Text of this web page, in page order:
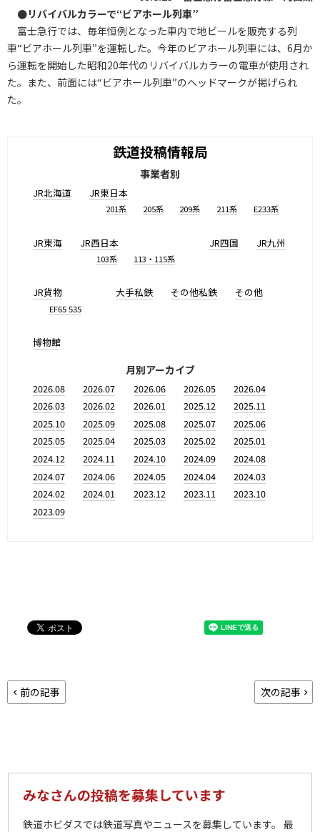
●リバイバルカラーで“ビアホール列車”
富士急行では、毎年恒例となった車内で地ビールを販売する列
車“ビアホール列車”を運転した。今年のビアホール列車には、6月か
ら運転を開始した昭和20年代のリバイバルカラーの電車が使用され
た。また、前面には“ビアホール列車”のヘッドマークが掲げられ
た。
鉄道投稿情報局
事業者別
JR北海道 JR東日本
201系 205系 209系 211系 E233系
JR東海 JR西日本
103系 113・115系
JR四国 JR九州
JR貨物
EF65 535
大手私鉄 その他私鉄 その他
博物館
月別アーカイブ
2026.08 2026.07 2026.06 2026.05
2026.04
2026.03
2026.02 2026.01 2025.12
2025.11
2025.10
2025.09 2025.08 2025.07
2025.06
2025.05
2025.04 2025.03 2025.02
2025.01
2024.12
2024.11 2024.10 2024.09
2024.08
2024.07
2024.06 2024.05 2024.04
2024.03
2024.02
2024.01 2023.12 2023.11
2023.10
2023.09
前の記事 次の記事
みなさんの投稿を募集しています
鉄道ホビダスでは鉄道写真やニュースを募集しています。 最